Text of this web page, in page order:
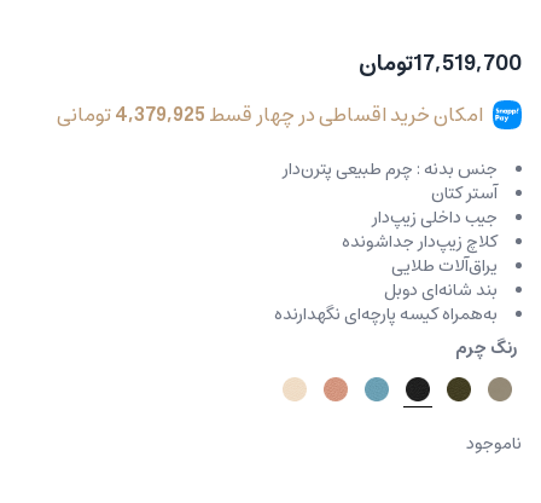
17,519,700تومان
امکان خرید اقساطی در چهار قسط4,379,925تومانی
جنس بدنه : چرم طبیعی پترن‌دار
آستر کتان
جیب داخلی زیپ‌دار
کلاچ زیپ‌دار جداشونده
یراق‌آلات طلایی
بند شانه‌ای دوبل
به‌همراه کیسه پارچه‌ای نگهدارنده
رنگ چرم
ناموجود